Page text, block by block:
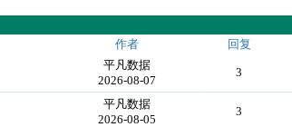
作者 回复
平凡数据
2026-08-07
3
平凡数据
2026-08-05
3